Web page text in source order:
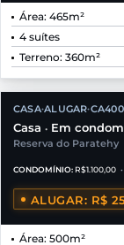
Área: 465m²
4 suítes
Terreno: 360m²
CASA•ALUGAR•CA400
Casa • Em
Reserva do Paratehy
CONDOMÍNIO: R$1.100,00 •
ALUGAR: R$
Área: 500m²